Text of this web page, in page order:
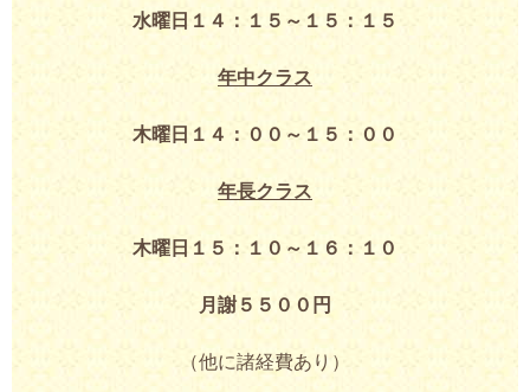
水曜日１４：１５～１５：１５
年中クラス
木曜日１４：００～１５：００
年長クラス
木曜日１５：１０～１６：１０
月謝５５００円
（他に諸経費あり）